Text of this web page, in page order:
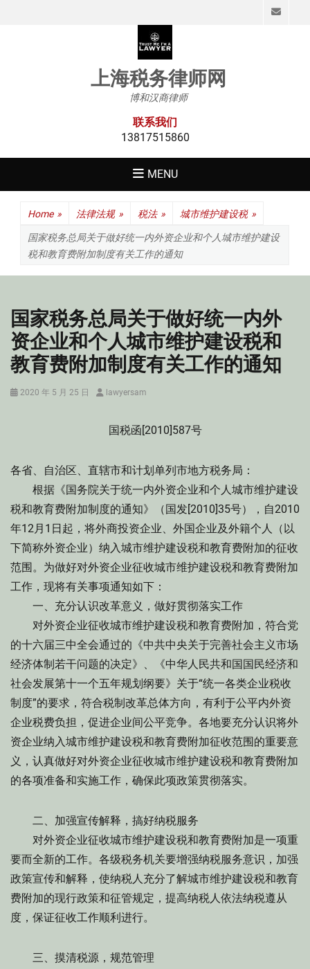
上海税务律师网
博和汉商律师
联系我们
13817515860
MENU
Home » 法律法规 » 税法 » 城市维护建设税 »
国家税务总局关于做好统一内外资企业和个人城市维护建设
税和教育费附加制度有关工作的通知
国家税务总局关于做好统一内外
资企业和个人城市维护建设税和
教育费附加制度有关工作的通知
Posted
2020 年 5 月 25 日 Authorlawyersam
国税函[2010]587号
各省、自治区、直辖市和计划单列市地方税务局：
根据《国务院关于统一内外资企业和个人城市维护建设
税和教育费附加制度的通知》（国发[2010]35号），自2010
年12月1日起，将外商投资企业、外国企业及外籍个人（以
下简称外资企业）纳入城市维护建设税和教育费附加的征收
范围。为做好对外资企业征收城市维护建设税和教育费附加
工作，现将有关事项通知如下：
一、充分认识改革意义，做好贯彻落实工作
对外资企业征收城市维护建设税和教育费附加，符合党
的十六届三中全会通过的《中共中央关于完善社会主义市场
经济体制若干问题的决定》、《中华人民共和国国民经济和
社会发展第十一个五年规划纲要》关于“统一各类企业税收
制度”的要求，符合税制改革总体方向，有利于公平内外资
企业税费负担，促进企业间公平竞争。各地要充分认识将外
资企业纳入城市维护建设税和教育费附加征收范围的重要意
义，认真做好对外资企业征收城市维护建设税和教育费附加
的各项准备和实施工作，确保此项政策贯彻落实。
二、加强宣传解释，搞好纳税服务
对外资企业征收城市维护建设税和教育费附加是一项重
要而全新的工作。各级税务机关要增强纳税服务意识，加强
政策宣传和解释，使纳税人充分了解城市维护建设税和教育
费附加的现行政策和征管规定，提高纳税人依法纳税遵从
度，保证征收工作顺利进行。
三、摸清税源，规范管理